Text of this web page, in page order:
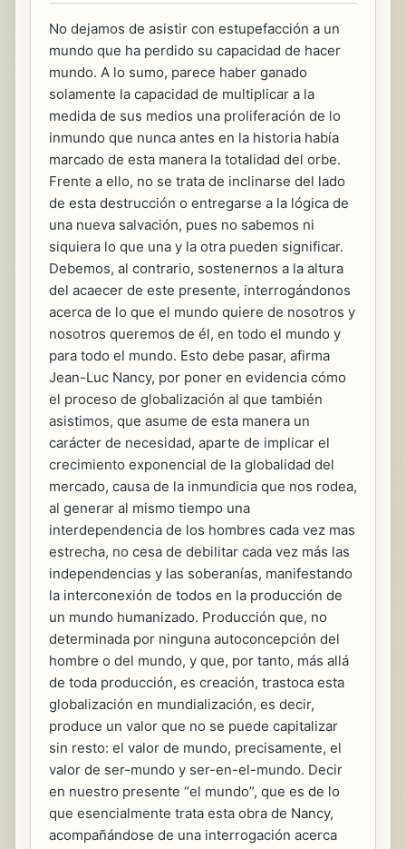
No dejamos de asistir con estupefacción a un
mundo que ha perdido su capacidad de hacer
mundo. A lo sumo, parece haber ganado
solamente la capacidad de multiplicar a la
medida de sus medios una proliferación de lo
inmundo que nunca antes en la historia había
marcado de esta manera la totalidad del orbe.
Frente a ello, no se trata de inclinarse del lado
de esta destrucción o entregarse a la lógica de
una nueva salvación, pues no sabemos ni
siquiera lo que una y la otra pueden significar.
Debemos, al contrario, sostenernos a la altura
del acaecer de este presente, interrogándonos
acerca de lo que el mundo quiere de nosotros y
nosotros queremos de él, en todo el mundo y
para todo el mundo. Esto debe pasar, afirma
Jean-Luc Nancy, por poner en evidencia cómo
el proceso de globalización al que también
asistimos, que asume de esta manera un
carácter de necesidad, aparte de implicar el
crecimiento exponencial de la globalidad del
mercado, causa de la inmundicia que nos rodea,
al generar al mismo tiempo una
interdependencia de los hombres cada vez mas
estrecha, no cesa de debilitar cada vez más las
independencias y las soberanías, manifestando
la interconexión de todos en la producción de
un mundo humanizado. Producción que, no
determinada por ninguna autoconcepción del
hombre o del mundo, y que, por tanto, más allá
de toda producción, es creación, trastoca esta
globalización en mundialización, es decir,
produce un valor que no se puede capitalizar
sin resto: el valor de mundo, precisamente, el
valor de ser-mundo y ser-en-el-mundo. Decir
en nuestro presente “el mundo”, que es de lo
que esencialmente trata esta obra de Nancy,
acompañándose de una interrogación acerca